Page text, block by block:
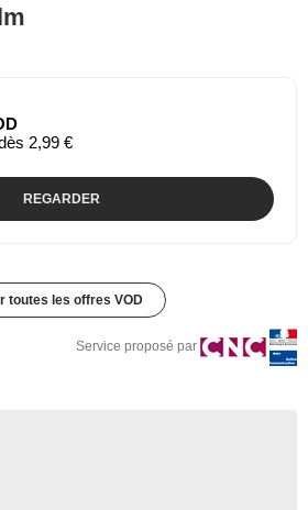
2,99 €
REGARDER
toutes les offres VOD
Service proposé par